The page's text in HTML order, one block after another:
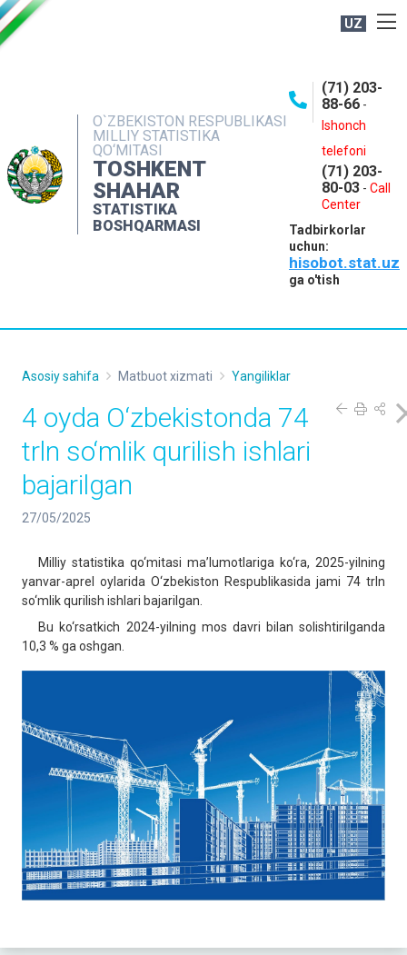
UZ
O`ZBEKISTON RESPUBLIKASI
MILLIY STATISTIKA
QO‘MITASI
TOSHKENT
SHAHAR
STATISTIKA
BOSHQARMASI
(71) 203-
88-66 -
Ishonch
telefoni
(71) 203-
80-03 - Call
Center
Tadbirkorlar
uchun:
hisobot.stat.uz
ga o'tish
NASHRLAR
INTERAKTIV XIZMATLAR
MATBUOT XIZMATI
MUROJAATLAR
Asosiy sahifa Matbuot xizmati Yangiliklar
4 oyda O‘zbekistonda 74
trln so‘mlik qurilish ishlari
bajarilgan
27/05/2025
Milliy statistika qo‘mitasi ma’lumotlariga ko‘ra, 2025-yilning
yanvar-aprel oylarida O‘zbekiston Respublikasida jami 74 trln
so‘mlik qurilish ishlari bajarilgan.
Bu ko‘rsatkich 2024-yilning mos davri bilan solishtirilganda
10,3 % ga oshgan.